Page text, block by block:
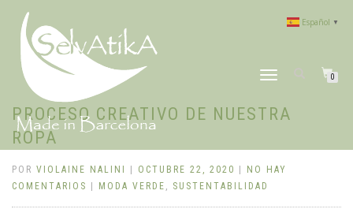
CAMBIAR
0
PROCESO CREATIVO DE NUESTRA
ROPA
POR VIOLAINE NALINI OCTUBRE 22, 2020
NO HAY
COMENTARIOS
MODA VERDE , SUSTENTABILIDAD
Español ▼